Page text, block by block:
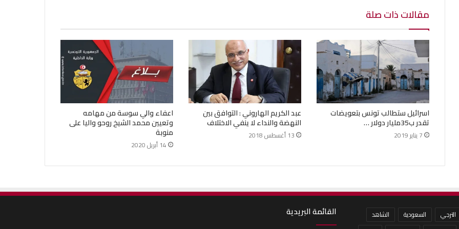
مقالات ذات صلة
اسرائيل ستطالب تونس بتعويضات
تقدر ب35مليار دولار …
7 يناير 2019
عبد الكريم الهاروني : التوافق بين
النهضة والنداء لا ينفي الاختلاف
13 أغسطس 2018
اعفاء والي سوسة من مهامه
وتعيين محمد الشيخ روحو واليا على
منوبة
14 أبريل 2020
الترجي السعودية
الشاهد
القائمة البريدية